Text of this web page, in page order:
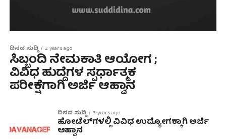
ದಿನದ ಸುದ್ದಿ 2 years ago
ಸಿಬ್ಬಂದಿ ನೇಮಕಾತಿ ಆಯೋಗ ;
ವಿವಿಧ ಹುದ್ದೆಗಳ ಸ್ಪರ್ಧಾತ್ಮಕ
ಪರೀಕ್ಷೆಗಾಗಿ ಅರ್ಜಿ ಆಹ್ವಾನ
ದಿನದ ಸುದ್ದಿ 3 years ago
ಹೋಟೆಲ್‍ಗಳಲ್ಲಿ ವಿವಿಧ ಉದ್ಯೋಗಕ್ಕಾಗಿ ಅರ್ಜಿ
ಆಹ್ವಾನ